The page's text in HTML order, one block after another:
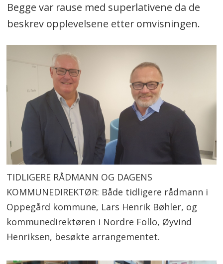
Begge var rause med superlativene da de
beskrev opplevelsene etter omvisningen.
TIDLIGERE RÅDMANN OG DAGENS
KOMMUNEDIREKTØR: Både tidligere rådmann i
Oppegård kommune, Lars Henrik Bøhler, og
kommunedirektøren i Nordre Follo, Øyvind
Henriksen, besøkte arrangementet.